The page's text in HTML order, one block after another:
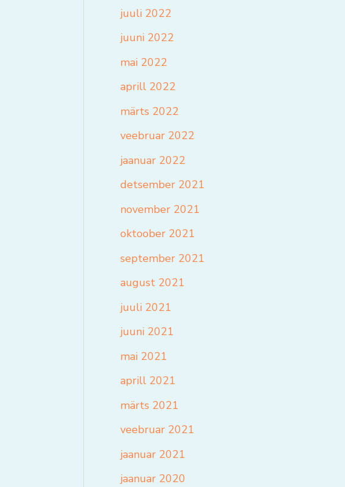
juuli 2022
juuni 2022
mai 2022
aprill 2022
märts 2022
veebruar 2022
jaanuar 2022
detsember 2021
november 2021
oktoober 2021
september 2021
august 2021
juuli 2021
juuni 2021
mai 2021
aprill 2021
märts 2021
veebruar 2021
jaanuar 2021
jaanuar 2020